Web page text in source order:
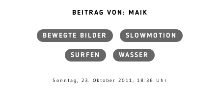
BEITRAG VON: MAIK
BEWEGTE BILDER SLOWMOTION
SURFEN WASSER
Sonntag, 23. Oktober 2011, 18:36 Uhr